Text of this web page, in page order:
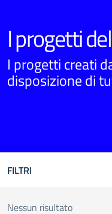
I progetti
I progetti creati
disposizione di
FILTRI
Nessun risultato